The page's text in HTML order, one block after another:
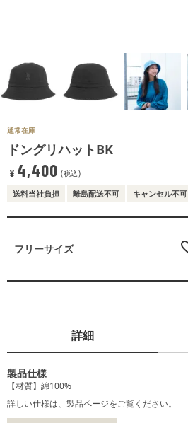
通常在庫
ドングリハットBK
¥ 4,400 税込
送料当社負担 離島配送不可 キャンセル不可
フリーサイズ
詳細
製品仕様
【材質】綿100%
詳しい仕様は、製品ページをご覧ください。